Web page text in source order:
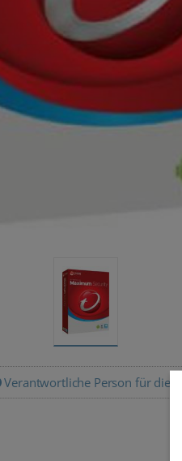
Verantwortliche Person für die EU